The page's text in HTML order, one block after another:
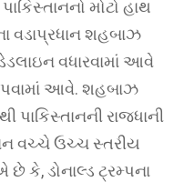
મોટો હાથ
વડાપ્રધાન શહબાઝ
વધારવામાં આવે
આવે. શહબાઝ
પાકિસ્તાનની રાજધાની
વચ્ચે ઉચ્ચ સ્તરીય
કે, ડોનાલ્ડ ટ્રમ્પના